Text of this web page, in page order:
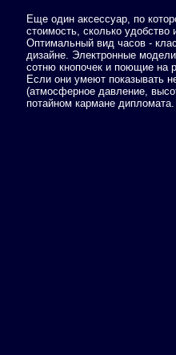
Еще один аксессуар, по
стоимость, сколько
Оптимальный вид часов -
дизайне. Электронные
сотню кнопочек и поющие на
Если они умеют показывать
(атмосферное давление,
потайном кармане дипломата.